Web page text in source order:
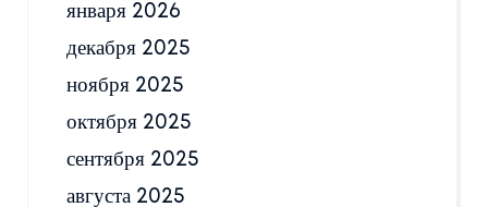
января 2026
декабря 2025
ноября 2025
октября 2025
сентября 2025
августа 2025